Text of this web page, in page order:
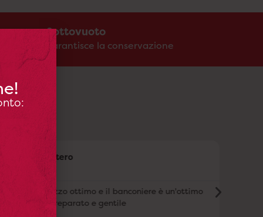
Sottovuoto
garantisce la conservazione
Silvio Zavattero

Qualità prezzo ottimo e il banconiere è un'ottimo
macellaio preparato e gentile